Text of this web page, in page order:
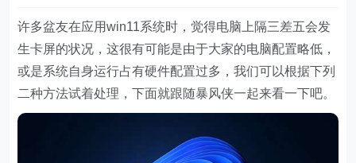
许多盆友在应用win11系统时，觉得电脑上隔三差五会发
生卡屏的状况，这很有可能是由于大家的电脑配置略低，
或是系统自身运行占有硬件配置过多，我们可以根据下列
二种方法试着处理，下面就跟随暴风侠一起来看一下吧。